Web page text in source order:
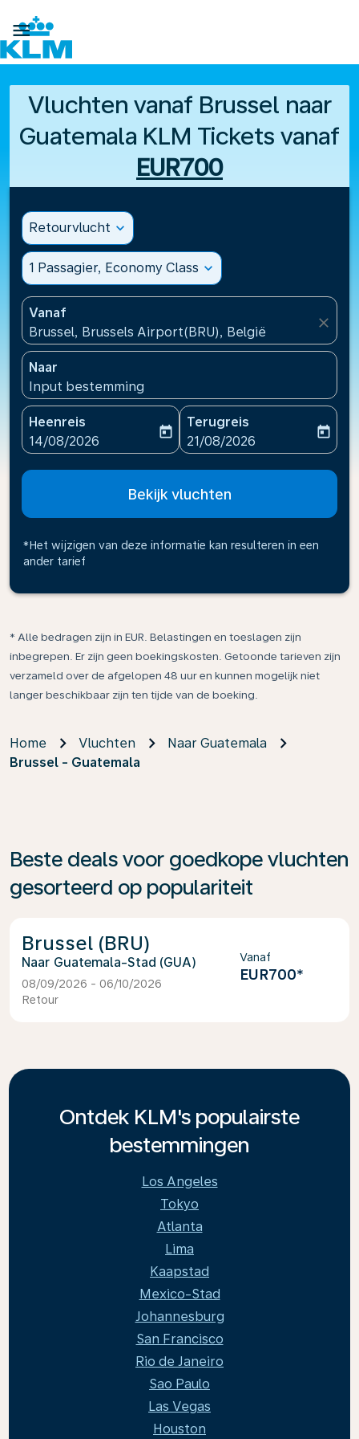

Vluchten vanaf Brussel naar
Guatemala KLM Tickets vanaf
EUR700
Retourvlucht expand_more
1 Passagier, Economy Class expand_more
Vanaf
Brussel, Brussels Airport(BRU), België
close
Naar
Input bestemming
Heenreis
fc-booking-departure-date-aria-label
14/08/2026
today
Terugreis
fc-booking-return-date-
21/08/2026
today
Bekijk vluchten
*Het wijzigen van deze informatie kan resulteren in een
ander tarief
* Alle bedragen zijn in EUR. Belastingen en toeslagen zijn
inbegrepen. Er zijn geen boekingskosten. Getoonde tarieven zijn
verzameld over de afgelopen 48 uur en kunnen mogelijk niet
langer beschikbaar zijn ten tijde van de boeking.
Home Vluchten
Naar Guatemala
Brussel - Guatemala
Beste deals voor goedkope vluchten
gesorteerd op populariteit
Brussel (BRU)
Guatemala-Stad (GUA)
08/09/2026 - 06/10/2026
Retour
Vanaf
EUR700*
Ontdek KLM's populairste
bestemmingen
Los Angeles
Tokyo
Atlanta
Lima
Kaapstad
Mexico-Stad
Johannesburg
San Francisco
Rio de Janeiro
Sao Paulo
Las Vegas
Houston